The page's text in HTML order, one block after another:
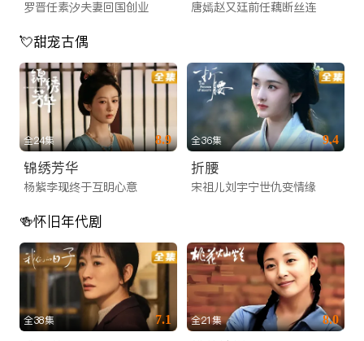
罗晋任素汐夫妻回国创业 唐嫣赵又廷前任藕断丝连
💘甜宠古偶
全24集 8.9
锦绣芳华
杨紫李现终于互明心意
全36集 9.4
折腰
宋祖儿刘宇宁世仇变情缘
🍻怀旧年代剧
全38集 7.1 全21集 8.0